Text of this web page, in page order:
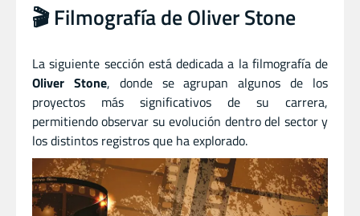
🎬 Filmografía de Oliver Stone
La siguiente sección está dedicada a la filmografía de
Oliver Stone, donde se agrupan algunos de los
proyectos más significativos de su carrera,
permitiendo observar su evolución dentro del sector y
los distintos registros que ha explorado.